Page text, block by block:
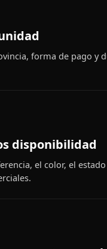
forma de pago y
disponibilidad
el color, el